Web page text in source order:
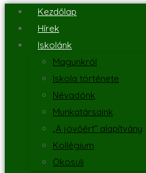
Kezdőlap
Hírek
Iskolánk
Magunkról
Iskola története
Névadónk
Munkatársaink
„A jövőért” alapítvány
Kollégium
Ökosuli